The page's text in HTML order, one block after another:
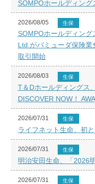
SOMPOホールディン
2026/08/05 生保
SOMPOホールディン
Ltd.がバミューダ保険
取引開始
2026/08/03 生保
T＆Dホールディングス
DISCOVER NOW！
2026/07/31 生保
ライフネット生命、初
2026/07/31 生保
明治安田生命、「2026
2026/07/31 生保